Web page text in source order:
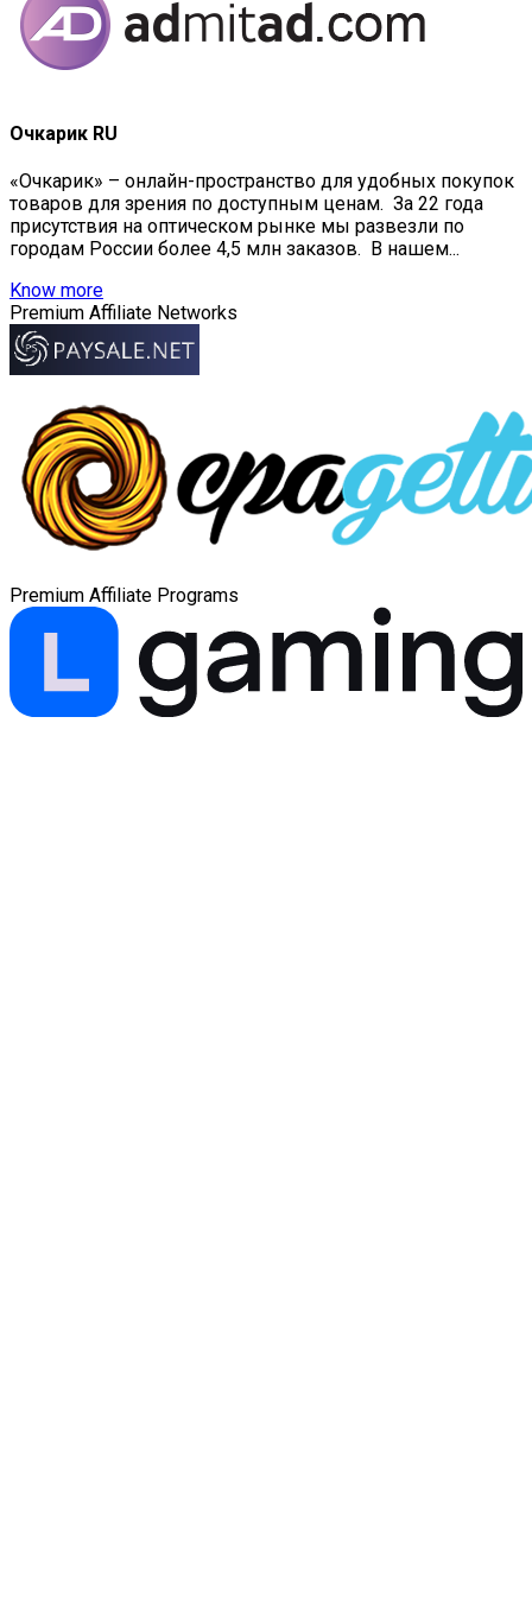
Очкарик RU
«Очкарик» – онлайн-пространство для удобных покупок
товаров для зрения по доступным ценам. За 22 года
присутствия на оптическом рынке мы развезли по
городам России более 4,5 млн заказов. В нашем...
Know more
Premium Affiliate Networks
Premium Affiliate Programs